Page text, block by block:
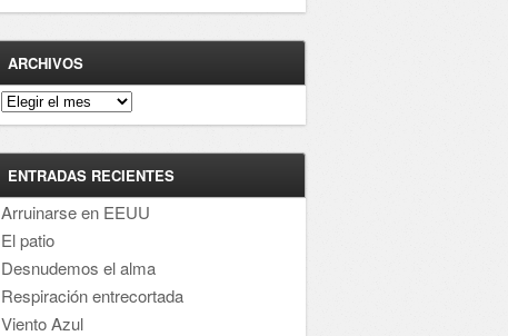
ARCHIVOS
Archivos
ENTRADAS RECIENTES
Arruinarse en EEUU
El patio
Desnudemos el alma
Respiración entrecortada
Viento Azul